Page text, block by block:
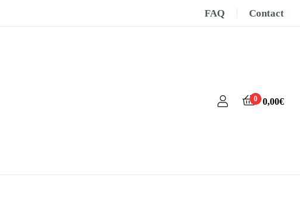
FAQ Contact
0 0,00€